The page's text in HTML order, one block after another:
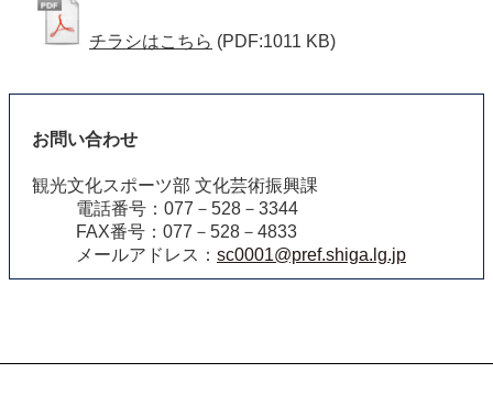
チラシはこちら (PDF:1011 KB)
お問い合わせ
観光文化スポーツ部 文化芸術振興課
電話番号：077－528－3344
FAX番号：077－528－4833
メールアドレス： sc0001@pref.shiga.lg.jp